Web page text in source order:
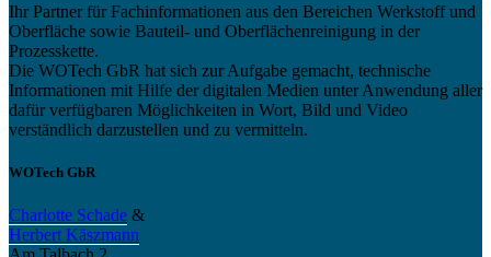
Ihr Partner für Fachinformationen aus den Bereichen Werkstoff und
Oberfläche sowie Bauteil- und Oberflächenreinigung in der
Prozesskette.
Die WOTech GbR hat sich zur Aufgabe gemacht, technische
Informationen mit Hilfe der digitalen Medien unter Anwendung aller
dafür verfügbaren Möglichkeiten in Wort, Bild und Video
verständlich darzustellen und zu vermitteln.
WOTech GbR
Charlotte Schade &
Herbert Käszmann